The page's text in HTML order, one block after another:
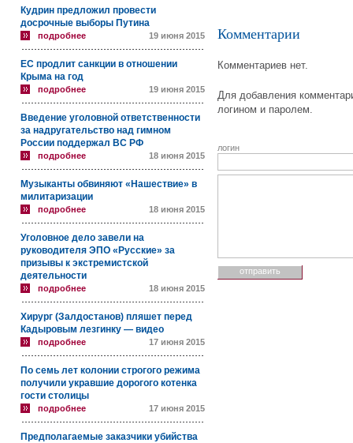
Кудрин предложил провести
досрочные выборы Путина
подробнее 19 июня 2015
ЕС продлит санкции в отношении
Крыма на год
подробнее 19 июня 2015
Введение уголовной ответственности
за надругательство над гимном
России поддержал ВС РФ
подробнее 18 июня 2015
Музыканты обвиняют «Нашествие» в
милитаризации
подробнее 18 июня 2015
Уголовное дело завели на
руководителя ЭПО «Русские» за
призывы к экстремистской
деятельности
подробнее 18 июня 2015
Хирург (Залдостанов) пляшет перед
Кадыровым лезгинку — видео
подробнее 17 июня 2015
По семь лет колонии строгого режима
получили укравшие дорогого котенка
гости столицы
подробнее 17 июня 2015
Предполагаемые заказчики убийства
Комментарии
Комментариев нет.
Для добавления
логином и паролем.
логин